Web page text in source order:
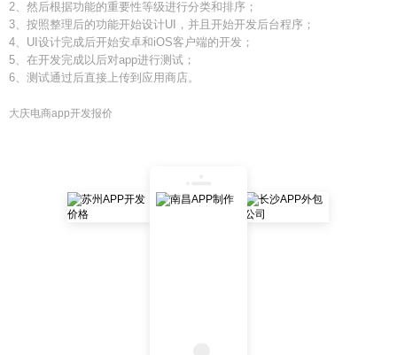
2、然后根据功能的重要性等级进行分类和排序；
3、按照整理后的功能开始设计UI，并且开始开发后台程序；
4、UI设计完成后开始安卓和iOS客户端的开发；
5、在开发完成以后对app进行测试；
6、测试通过后直接上传到应用商店。
大庆电商app开发报价